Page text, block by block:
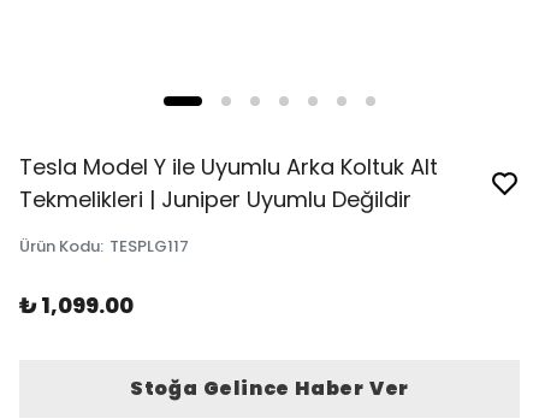
Tesla Model Y ile Uyumlu Arka Koltuk Alt
Tekmelikleri | Juniper Uyumlu Değildir
Ürün Kodu: TESPLG117
₺ 1,099.00
Stoğa Gelince Haber Ver